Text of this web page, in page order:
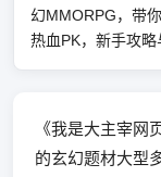
幻MMORPG，带
热血PK，新手攻略
《我是大主宰网
的玄幻题材大型